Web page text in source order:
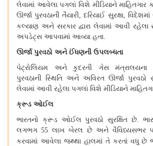
લેવામાં આવેલા પગલાં વિશે મીડિયાને માહિતગાર
ઊર્જા પુરવઠાની તૈયારી,દરિયાઈ સુરક્ષા, વિદેશમાં
કલ્યાણ અને સરકાર દ્વારા લેવામાં આવી રહેલા
અપડેટ્સ આપવામાં આવ્યા હતા.
ઊર્જા પુરવઠો અને ઈંધણની ઉપલબ્ધતા
પેટ્રોલિયમ
અને કુદરતી ગેસ મંત્રાલયના
પુરવઠાની સ્થિતિ અને અવિરત ઊર્જા પુરવઠો
લેવામાં આવી રહેલા પગલાં વિશે મીડિયાને
ક્રૂડ ઓઈલ
ભારતનો ક્રૂડ ઓઈલ પુરવઠો સુરક્ષિત છે.
લગભગ 55 લાખ બેરલ છે અને વૈવિધ્યસભર
કરવામાં આવેલા જથ્થા હાલમાં તે કરતાં વધુ છે